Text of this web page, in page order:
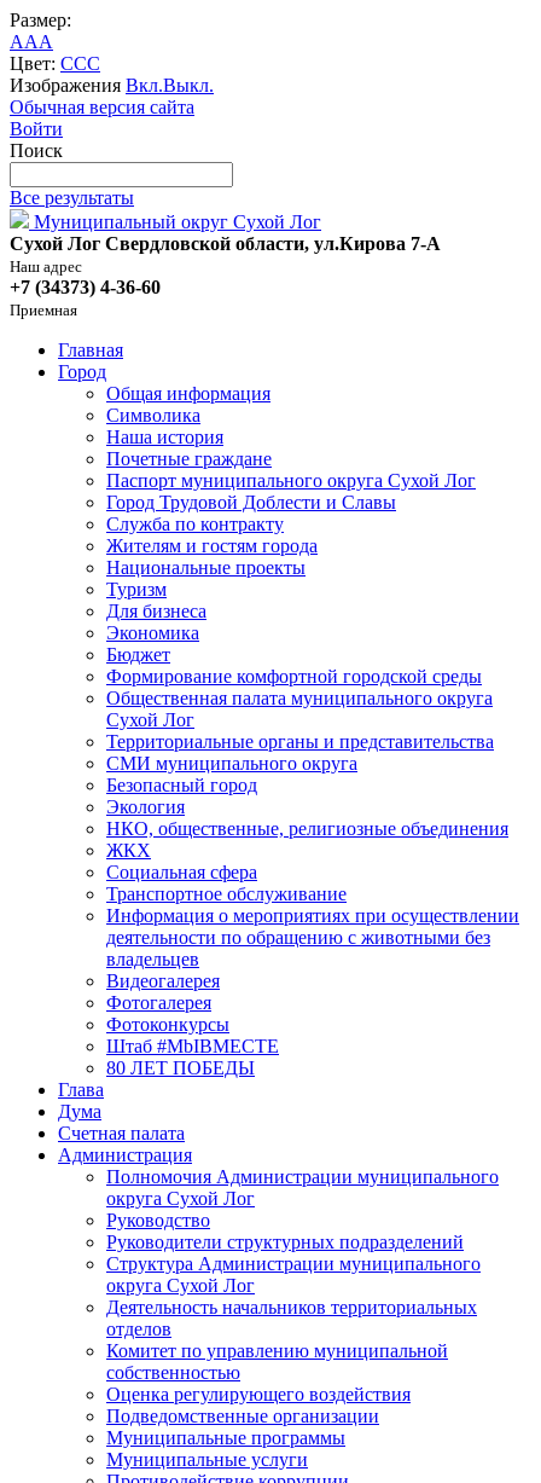
Размер:
AAA
Цвет: CCC
Изображения Вкл.Выкл.
Обычная версия сайта
Войти
Поиск
Все результаты
Муниципальный округ Сухой Лог
Сухой Лог Свердловской области, ул.Кирова 7-А
Наш адрес
+7 (34373) 4-36-60
Приемная
Главная
Город
Общая информация
Символика
Наша история
Почетные граждане
Паспорт муниципального округа Сухой Лог
Город Трудовой Доблести и Славы
Служба по контракту
Жителям и гостям города
Национальные проекты
Туризм
Для бизнеса
Экономика
Бюджет
Формирование комфортной городской среды
Общественная палата муниципального округа
Сухой Лог
Территориальные органы и представительства
СМИ муниципального округа
Безопасный город
Экология
НКО, общественные, религиозные объединения
ЖКХ
Социальная сфера
Транспортное обслуживание
Информация о мероприятиях при осуществлении
деятельности по обращению с животными без
владельцев
Видеогалерея
Фотогалерея
Фотоконкурсы
Штаб #MbIBMECTE
80 ЛЕТ ПОБЕДЫ
Глава
Дума
Счетная палата
Администрация
Полномочия Администрации муниципального
округа Сухой Лог
Руководство
Руководители структурных подразделений
Структура Администрации муниципального
округа Сухой Лог
Деятельность начальников территориальных
отделов
Комитет по управлению муниципальной
собственностью
Оценка регулирующего воздействия
Подведомственные организации
Муниципальные программы
Муниципальные услуги